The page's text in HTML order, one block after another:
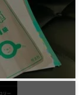
しランニング